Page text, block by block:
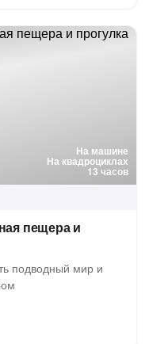
На машине
На квадроциклах
13 часов
пещера и
подводный мир и